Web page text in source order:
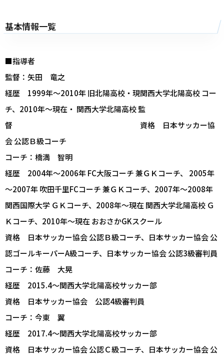
基本情報一覧
■指導者
監督：矢田 竜之
経歴 1999年～2010年 旧北陽高校・現関西大学北陽高校 コー
チ、2010年～現在・ 関西大学北陽高校 監
督 資格 日本サッカー協
会 公認Ｂ級コーチ
コーチ：橋満 智明
経歴 2004年～2006年 FC大阪コーチ 兼ＧＫコーチ、 2005年
～2007年 吹田千里FCコーチ 兼ＧＫコーチ、2007年～2008年
関西国際大学 ＧＫコーチ、2008年～現在 関西大学北陽高校 Ｇ
Ｋコーチ、2010年～現在 おおさかGKスクール
資格 日本サッカー協会 公認Ｂ級コーチ、日本サッカー協会 公
認ゴールキーパーA級コーチ、日本サッカー協会 公認3級審判員
コーチ：佐藤 大晃
経歴 2015.4～関西大学北陽高校サッカー部
資格 日本サッカー協会 公認4級審判員
コーチ：今東 翼
経歴 2017.4～関西大学北陽高校サッカー部
資格 日本サッカー協会 公認Ｃ級コーチ、日本サッカー協会 公